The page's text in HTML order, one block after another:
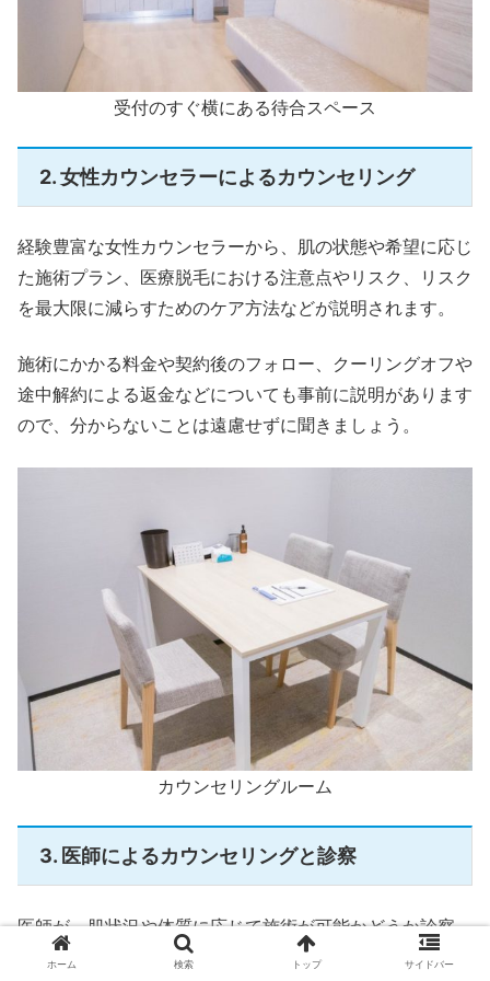
受付のすぐ横にある待合スペース
2. 女性カウンセラーによるカウンセリング
経験豊富な女性カウンセラーから、肌の状態や希望に応じ
た施術プラン、医療脱毛における注意点やリスク、リスク
を最大限に減らすためのケア方法などが説明されます。
施術にかかる料金や契約後のフォロー、クーリングオフや
途中解約による返金などについても事前に説明があります
ので、分からないことは遠慮せずに聞きましょう。
カウンセリングルーム
3. 医師によるカウンセリングと診察
医師が、肌状況や体質に応じて施術が可能かどうか診察。
医療脱毛の特徴、施術上のリスクや注意点を医師からも説
ホーム 検索 トップ サイドバー